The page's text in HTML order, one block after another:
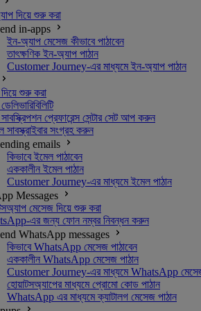
দিয়ে শুরু করা
in-apps
ইন-অ্যাপ মেসেজ কীভাবে পাঠাবেন
তাৎক্ষণিক ইন-অ্যাপ পাঠান
Customer Journey-এর মাধ্যমে ইন-অ্যাপ পাঠান
শুরু করা
প্রেফারেন্স সেন্টার সেট আপ করুন
সাবস্ক্রাইবার সংগ্রহ করুন
emails
কিভাবে ইমেল পাঠাবেন
এককালীন ইমেল পাঠান
Customer Journey-এর মাধ্যমে ইমেল পাঠান
Messages
মেসেজ দিয়ে শুরু করা
এর জন্য ফোন নম্বর নিবন্ধন করুন
WhatsApp messages
কিভাবে WhatsApp মেসেজ পাঠাবেন
এককালীন WhatsApp মেসেজ পাঠান
Customer Journey-এর মাধ্যমে WhatsApp
হোয়াটসঅ্যাপের মাধ্যমে প্রোমো কোড পাঠান
WhatsApp এর মাধ্যমে ক্যাটালগ মেসেজ পাঠান